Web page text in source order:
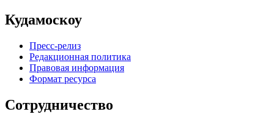
Кудамоскоу
Пресс-релиз
Редакционная политика
Правовая информация
Формат ресурса
Сотрудничество